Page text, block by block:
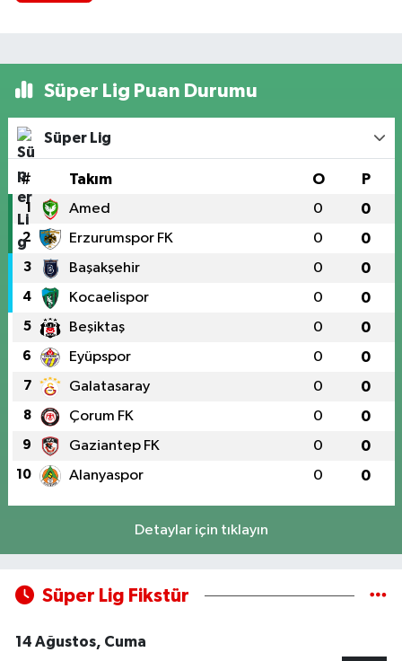
Süper Lig Puan Durumu
Süper Lig
# Takım O P
1 Amed 0 0
2 Erzurumspor FK 0 0
3 Başakşehir 0 0
4 Kocaelispor 0 0
5 Beşiktaş 0 0
6 Eyüpspor 0 0
7 Galatasaray 0 0
8 Çorum FK 0 0
9 Gaziantep FK 0 0
10 Alanyaspor 0 0
Detaylar için tıklayın
Süper Lig Fikstür
14 Ağustos, Cuma